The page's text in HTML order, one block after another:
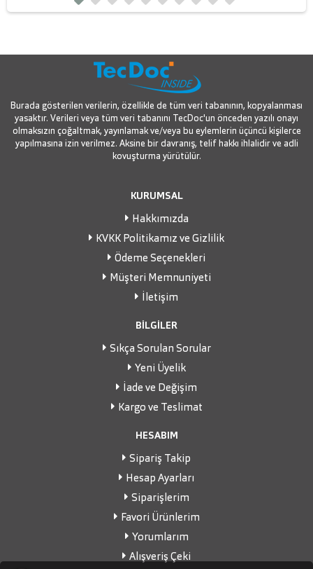
Burada gösterilen verilerin, özellikle de tüm veri tabanının, kopyalanması
yasaktır. Verileri veya tüm veri tabanını TecDoc'un önceden yazılı onayı
olmaksızın çoğaltmak, yayınlamak ve/veya bu eylemlerin üçüncü kişilerce
yapılmasına izin verilmez. Aksine bir davranış, telif hakkı ihlalidir ve adli
kovuşturma yürütülür.
KURUMSAL
Hakkımızda
KVKK Politikamız ve Gizlilik
Ödeme Seçenekleri
Müşteri Memnuniyeti
İletişim
BİLGİLER
Sıkça Sorulan Sorular
Yeni Üyelik
İade ve Değişim
Kargo ve Teslimat
HESABIM
Sipariş Takip
Hesap Ayarları
Siparişlerim
Favori Ürünlerim
Yorumlarım
Alışveriş Çeki